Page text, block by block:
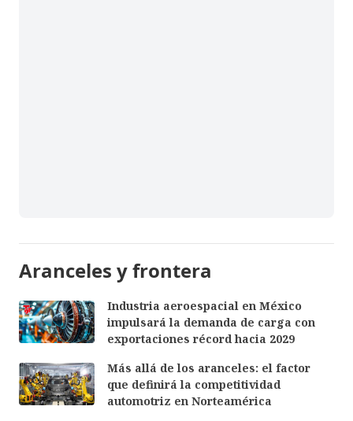
Aranceles y frontera
Industria aeroespacial en México
impulsará la demanda de carga con
exportaciones récord hacia 2029
Más allá de los aranceles: el factor
que definirá la competitividad
automotriz en Norteamérica